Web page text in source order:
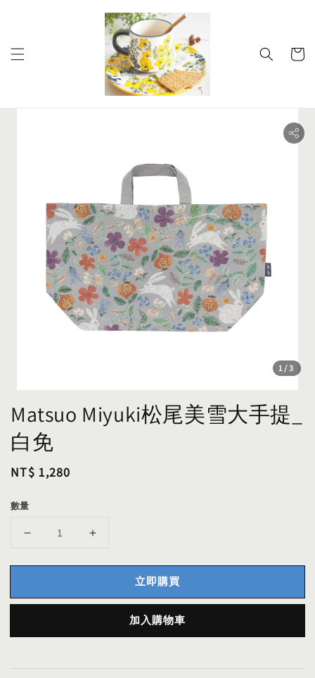
1/3
Matsuo Miyuki松尾美雪大手提_
白免
Regular
NT$ 1,280
數量
立即購買
加入購物車